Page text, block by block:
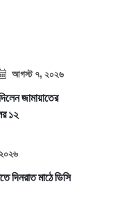
আগস্ট ৭, ২০২৬
জামায়াতের
১২
দিনরাত মাঠে ডিসি